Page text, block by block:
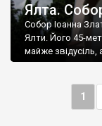
Ялта.
Собор Іоанна
Ялти. Його 45-
майже звідусіль,
1